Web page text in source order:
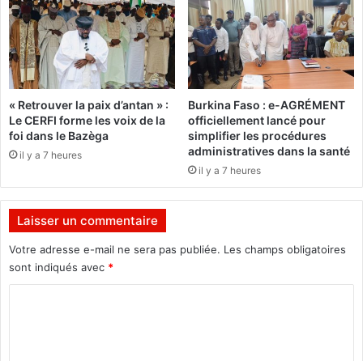
s
t
d
é
c
d
é
« Retrouver la paix d’antan » :
Le CERFI forme les voix de la
foi dans le Bazèga
il y a 7 heures
Burkina Faso : e-AGRÉMENT
officiellement lancé pour
simplifier les procédures
administratives dans la santé
il y a 7 heures
Laisser un commentaire
Votre adresse e-mail ne sera pas publiée. Les champs obligatoires
sont indiqués avec *